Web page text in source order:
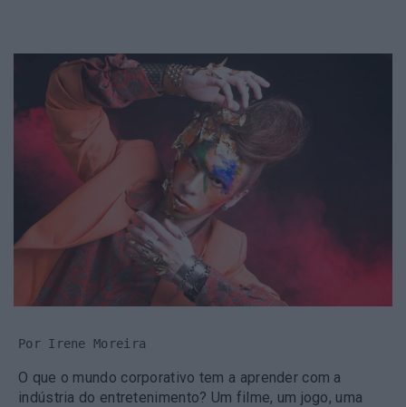
Por Irene Moreira
O que o mundo corporativo tem a aprender com a
indústria do entretenimento? Um filme, um jogo, uma